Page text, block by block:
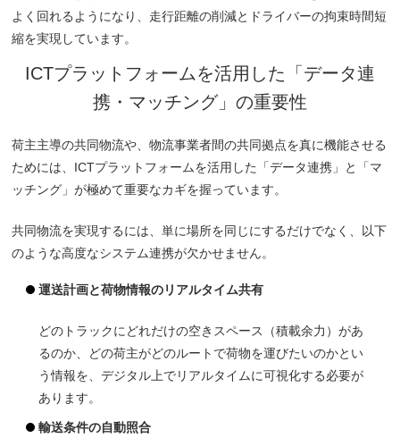
よく回れるようになり、走行距離の削減とドライバーの拘束時間短
縮を実現しています。
ICTプラットフォームを活用した「データ連
携・マッチング」の重要性
荷主主導の共同物流や、物流事業者間の共同拠点を真に機能させる
ためには、ICTプラットフォームを活用した「データ連携」と「マ
ッチング」が極めて重要なカギを握っています。
共同物流を実現するには、単に場所を同じにするだけでなく、以下
のような高度なシステム連携が欠かせません。
運送計画と荷物情報のリアルタイム共有
どのトラックにどれだけの空きスペース（積載余力）があ
るのか、どの荷主がどのルートで荷物を運びたいのかとい
う情報を、デジタル上でリアルタイムに可視化する必要が
あります。
輸送条件の自動照合